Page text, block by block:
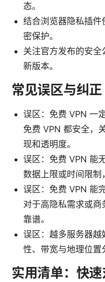
态。
结合浏览器隐私插件
密保护。
关注官方发布的安
新版本。
常见误区与纠正
误区：免费 VPN 一
免费 VPN 都安全，
现和透明度。
误区：免费 VPN 能
数据上限或时间限制
误区：免费 VPN 能
对于高隐私需求或
靠谱。
误区：越多服务器越
性、带宽与地理位置
实用清单：快